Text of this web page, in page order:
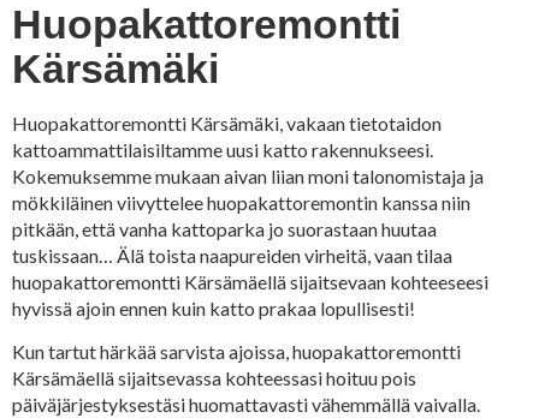
Huopakattoremontti
Kärsämäki
Huopakattoremontti Kärsämäki, vakaan tietotaidon
kattoammattilaisiltamme uusi katto rakennukseesi.
Kokemuksemme mukaan aivan liian moni talonomistaja ja
mökkiläinen viivyttelee huopakattoremontin kanssa niin
pitkään, että vanha kattoparka jo suorastaan huutaa
tuskissaan… Älä toista naapureiden virheitä, vaan tilaa
huopakattoremontti Kärsämäellä sijaitsevaan kohteeseesi
hyvissä ajoin ennen kuin katto prakaa lopullisesti!
Kun tartut härkää sarvista ajoissa, huopakattoremontti
Kärsämäellä sijaitsevassa kohteessasi hoituu pois
päiväjärjestyksestäsi huomattavasti vähemmällä vaivalla.